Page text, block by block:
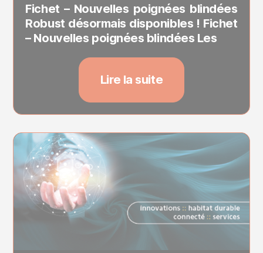
Fichet – Nouvelles poignées blindées
Robust désormais disponibles ! Fichet
– Nouvelles poignées blindées Les
Lire la suite